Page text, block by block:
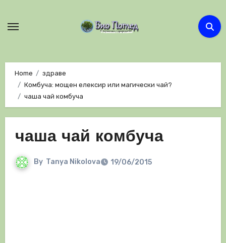
Home
здраве
Комбуча: мощен елексир или магически чай?
чаша чай комбуча
чаша чай комбуча
By Tanya Nikolova 19/06/2015